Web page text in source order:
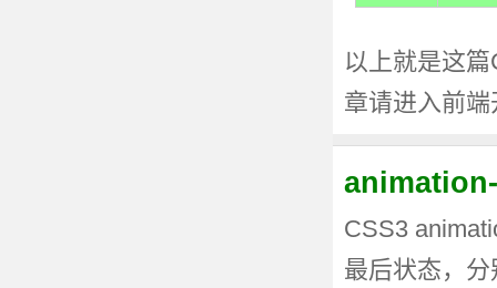
以上就是这
章请进入前
CSS3
最后状态，